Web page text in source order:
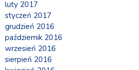
luty 2017
styczeń 2017
grudzień 2016
październik 2016
wrzesień 2016
sierpień 2016